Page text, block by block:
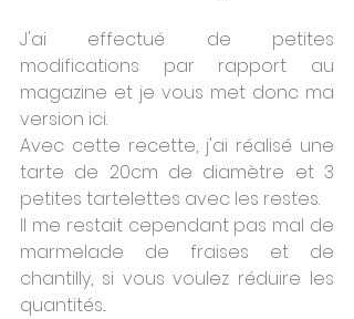
J'ai effectué de petites
modifications par rapport au
magazine et je vous met donc ma
version ici.
Avec cette recette, j'ai réalisé une
tarte de 20cm de diamètre et 3
petites tartelettes avec les restes.
Il me restait cependant pas mal de
marmelade de fraises et de
chantilly, si vous voulez réduire les
quantités...